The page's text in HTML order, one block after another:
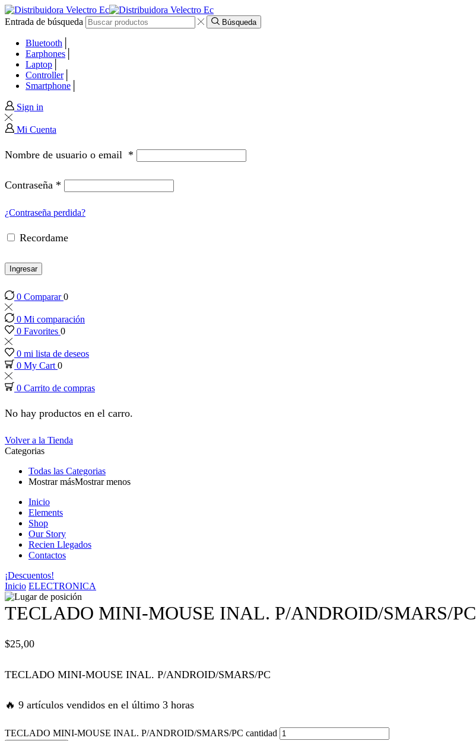
al
al
Entrada de búsqueda Búsqueda
Bluetooth
Earphones
Laptop
Controller
Smartphone
Sign in
Mi Cuenta
Nombre de usuario o email *
Contraseña *
¿Contraseña perdida?
Recordame
Ingresar
0 Comparar0
0 Mi comparación
0 Favorites 0
0 mi lista de deseos
0 My Cart 0
0 Carrito de compras
No hay productos en el carro.
Volver a la Tienda
Categorias
Todas las Categorias
Mostrar másMostrar menos
Inicio
Elements
Shop
Our Story
Recien Llegados
Contactos
¡Descuentos!
Inicio ELECTRONICA
TECLADO MINI-MOUSE INAL. P/ANDROID/SMARS/PC
$25,00
TECLADO MINI-MOUSE INAL. P/ANDROID/SMARS/PC
🔥 9 artículos vendidos en el último 3 horas
TECLADO MINI-MOUSE INAL. P/ANDROID/SMARS/PC cantidad